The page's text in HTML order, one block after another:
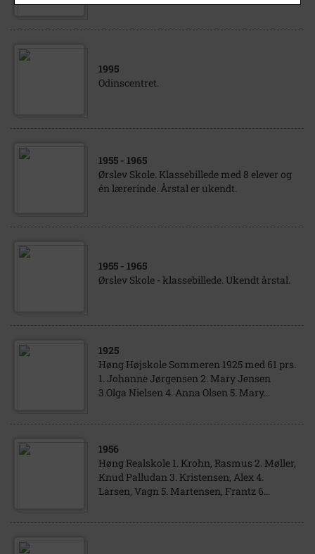
1995
Odinscentret.
1955 - 1965
Ørslev Skole. Klassebillede med 8 elever og
én lærerinde. Årstal er ukendt.
1955 - 1965
Ørslev Skole - klassebillede. Ukendt årstal.
1925
Høng Højskole Sommeren 1925 med 61 prs.
1. Johanne Jørgensen 2. Mary Jensen
3.Olga Nielsen 4. Anna Olsen 5. Mary...
1956
Høng Realskole 1. Krohn, Rasmus 2. Møller,
Knud Palludan 3. Kristensen, Alex 4.
Larsen, Vagn 5. Martensen, Frantz 6...